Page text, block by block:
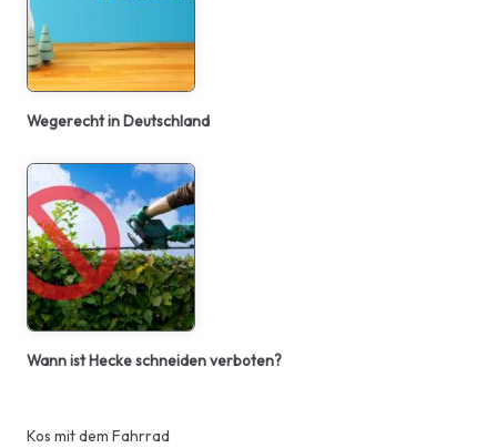
Wegerecht in Deutschland
Wann ist Hecke schneiden verboten?
Kos mit dem Fahrrad